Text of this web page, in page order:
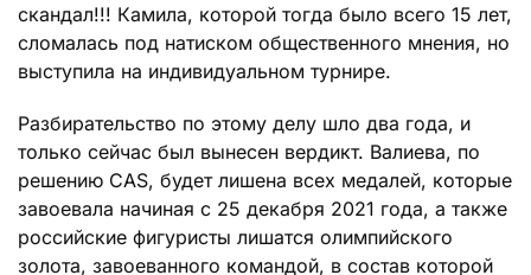
скандал!!! Камила, которой тогда было всего 15 лет,
сломалась под натиском общественного мнения, но
выступила на индивидуальном турнире.
Разбирательство по этому делу шло два года, и
только сейчас был вынесен вердикт. Валиева, по
решению CAS, будет лишена всех медалей, которые
завоевала начиная с 25 декабря 2021 года, а также
российские фигуристы лишатся олимпийского
золота, завоеванного командой, в состав которой